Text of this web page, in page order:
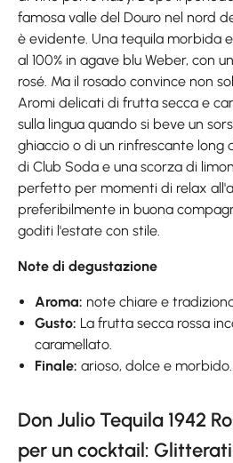
famosa valle del Douro nel nord
è evidente. Una tequila morbida
al 100% in agave blu Weber, con
rosé. Ma il rosado convince non
Aromi delicati di frutta secca e
sulla lingua quando si beve un
ghiaccio o di un rinfrescante long
di Club Soda e una scorza di
perfetto per momenti di relax
preferibilmente in buona
goditi l'estate con stile.
Note di degustazione
Aroma: note chiare e
Gusto: La frutta secca rossa
caramellato.
Finale:arioso, dolce e morbido.
Don Julio Tequila 1942
per un cocktail: Glitterati